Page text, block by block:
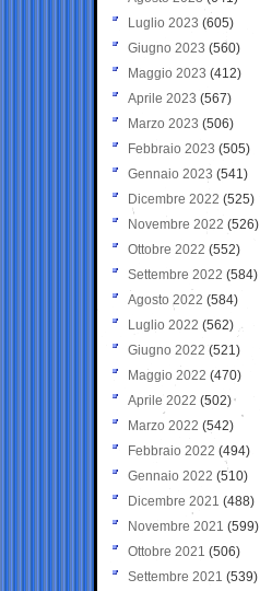
Luglio 2023 (605)
Giugno 2023 (560)
Maggio 2023 (412)
Aprile 2023 (567)
Marzo 2023 (506)
Febbraio 2023 (505)
Gennaio 2023 (541)
Dicembre 2022 (525)
Novembre 2022 (526)
Ottobre 2022 (552)
Settembre 2022 (584)
Agosto 2022 (584)
Luglio 2022 (562)
Giugno 2022 (521)
Maggio 2022 (470)
Aprile 2022 (502)
Marzo 2022 (542)
Febbraio 2022 (494)
Gennaio 2022 (510)
Dicembre 2021 (488)
Novembre 2021 (599)
Ottobre 2021 (506)
Settembre 2021 (539)